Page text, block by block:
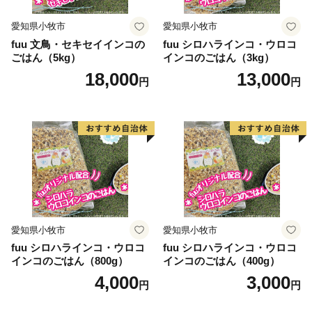
愛知県小牧市
fuu 文鳥・セキセイインコの
ごはん（5kg）
18,000円
愛知県小牧市
fuu シロハラインコ・ウロコ
インコのごはん（3kg）
13,000円
愛知県小牧市
fuu シロハラインコ・ウロコ
インコのごはん（800g）
4,000円
愛知県小牧市
fuu シロハラインコ・ウロコ
インコのごはん（400g）
3,000円